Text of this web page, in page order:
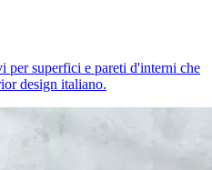
per superfici e pareti d'interni che
design italiano.